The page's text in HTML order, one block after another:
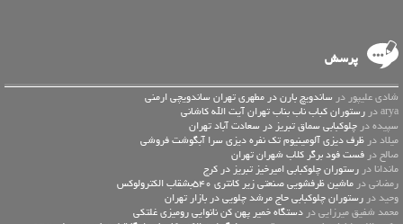
پرسش
شادی علیپور در ساندویچ بارن در مطهری تهران ساندویچی ارمنی
arya در
رستوران کباب ناب بناب تهران آیت الله کاشانی
سپیده در چلوکبابی سماق تبریز در سعادت آباد تهران
میلاد در ظرف دیزی آلومینیوم تک نفره دیزی سرا آبگوشت فروشی
صالح در فست فود برگر کلاب شهران تهران
ماندانا در رستوران چلوکبابی امیرخیز تبریز در کرج
رمضانی در ماشین ظرفشویی صنعتی زیر کانتری 540بشقاب الکترولوکس
وحید در رستوران چلوکبابی حاج مرشد چلویی در بازار تهران
محمد شفیق میرزایی در دستگاه خمیر پهن کن نانوایی رومیزی غلتکی